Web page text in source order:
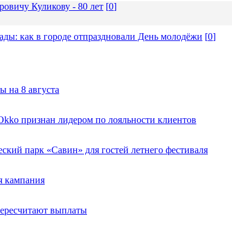
Куликову - 80 лет [0]
как в городе отпраздновали День молодёжи [0]
на 8 августа
признан лидером по лояльности клиентов
парк «Савин» для гостей летнего фестиваля
кампания
выплаты